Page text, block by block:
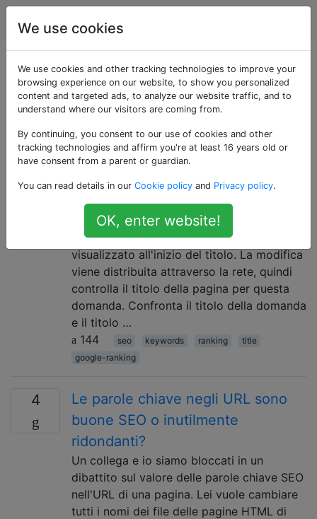
Webmasters
Domande taggate
«keywords»
2
L'ordine delle parole chiave è
importante nel titolo di una
pagina?
Stack Overflow ha apportato una modifica
ai titoli delle pagine in modo tale che il tag
più popolare per una domanda venga
visualizzato all'inizio del titolo. La modifica
viene distribuita attraverso la rete, quindi
controlla il titolo della pagina per questa
domanda. Confronta il titolo della domanda
e il titolo …
144
seo keywords ranking
title
google-ranking
4
Le parole chiave negli URL sono
buone SEO o inutilmente
ridondanti?
Un collega e io siamo bloccati in un
dibattito sul valore delle parole chiave SEO
nell'URL di una pagina. Lei vuole cambiare
tutti i nomi dei file delle pagine HTML di
We use cookies
We use cookies and other tracking technologies to improve your
browsing experience on our website, to show you personalized
content and targeted ads, to analyze our website traffic, and to
understand where our visitors are coming from.
By continuing, you consent to our use of cookies and other
tracking technologies and affirm you're at least 16 years old or
have consent from a parent or guardian.
You can read details in our Cookie policy and Privacy policy.
OK, enter website!